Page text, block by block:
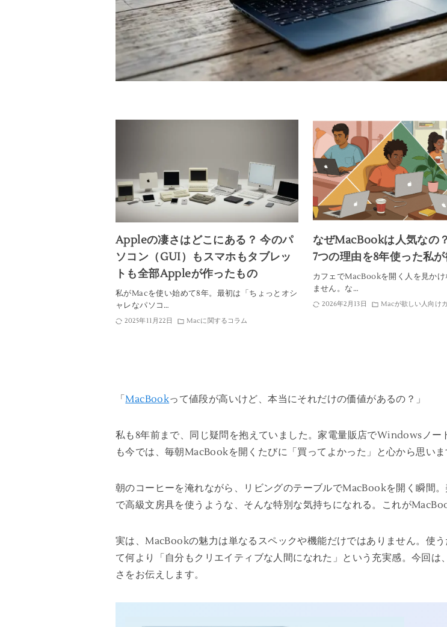
Appleの凄さはどこにある？ 今のパ
ソコン（GUI）もスマホもタブレッ
トも全部Appleが作ったもの
私がMacを使い始めて8年。最初は「ちょっとオシ
ャレなパソコ…
2025年11月22日 Macに関するコラム
なぜMacBookは人気なの
7つの理由を8年使った私
カフェでMacBookを開く人を見かけ
ません。な…
2026年2月13日 Macが欲しい人向け
「MacBookって値段が高いけど、本当にそれだけの価値があるの？」
私も8年前まで、同じ疑問を抱えていました。家電量販店でWindowsノ
も今では、毎朝MacBookを開くたびに「買ってよかった」と心から思いま
朝のコーヒーを淹れながら、リビングのテーブルでMacBookを開く瞬間
で高級文房具を使うような、そんな特別な気持ちになれる。これが
実は、MacBookの魅力は単なるスペックや機能だけではありません。使
て何より「自分もクリエイティブな人間になれた」という充実感。今回
さをお伝えします。